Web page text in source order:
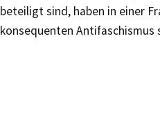
beteiligt sind, haben in einer
konsequenten Antifaschismus